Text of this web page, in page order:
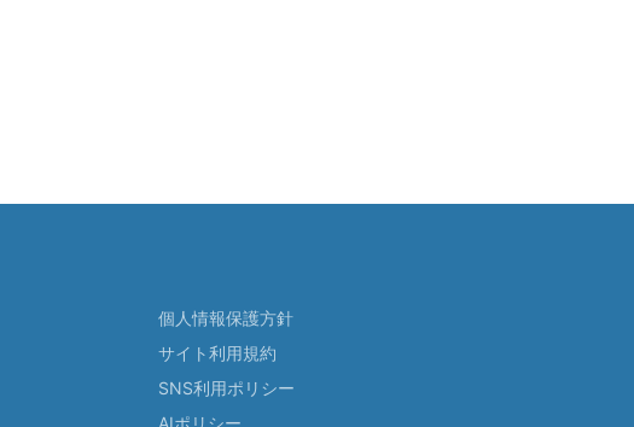
個人情報保護方針
サイト利用規約
SNS利用ポリシー
AIポリシー